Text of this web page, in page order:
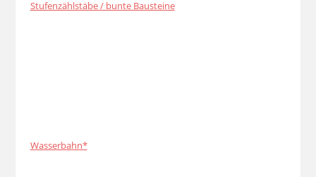
Stufenzählstäbe / bunte Bausteine
Wasserbahn*